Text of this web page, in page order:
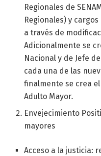
Regionales de
Regionales) y
a través de
Adicionalmente se
Nacional y de Jefe
cada una de las
finalmente se crea
Adulto Mayor.
Envejecimiento
mayores
Acceso a la justicia: